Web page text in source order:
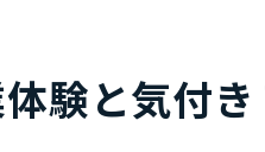
験と気付き